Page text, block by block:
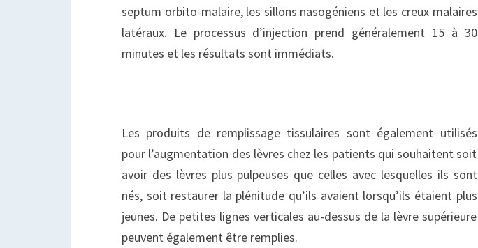
septum orbito-malaire, les sillons nasogéniens et les creux malaires
latéraux. Le processus d’injection prend généralement 15 à 30
minutes et les résultats sont immédiats.
Les produits de remplissage tissulaires sont également utilisés
pour l’augmentation des lèvres chez les patients qui souhaitent soit
avoir des lèvres plus pulpeuses que celles avec lesquelles ils sont
nés, soit restaurer la plénitude qu’ils avaient lorsqu’ils étaient plus
jeunes. De petites lignes verticales au-dessus de la lèvre supérieure
peuvent également être remplies.